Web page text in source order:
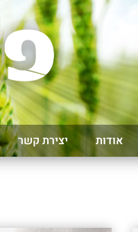
אודות יצירת קשר